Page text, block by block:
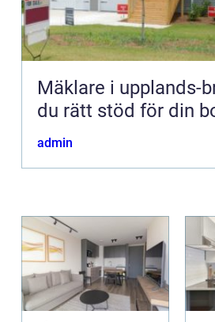
Mäklare i upplands-bro så
du rätt stöd för din
admin